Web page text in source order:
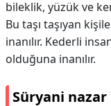
bileklik, yüzük ve
Bu taşı taşıyan
inanılır. Kederli
olduğuna inanılır.
Süryani nazar